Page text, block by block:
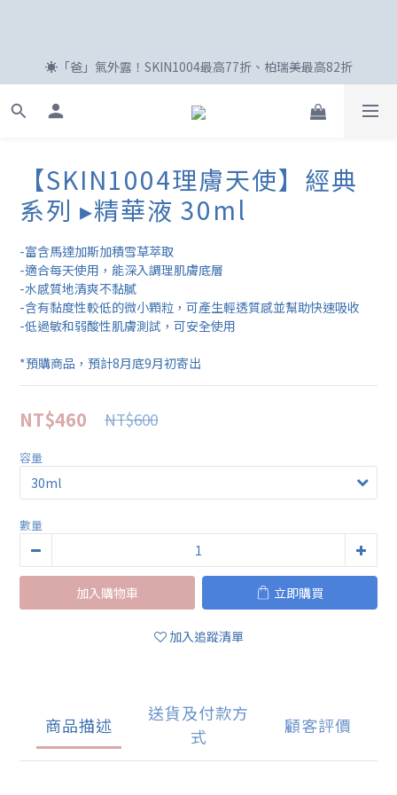
賀🎉 KIER 凱爾成為【柏瑞美】新代言人，下單付款前在優惠碼輸
新註冊會員享100購物金😍
☀️「爸」氣外露！SKIN1004最高77折、柏瑞美最高82折
【SKIN1004理膚天使】經典
系列 ▸精華液 30ml
-富含馬達加斯加積雪草萃取
-適合每天使用，能深入調理肌膚底層
-水感質地清爽不黏膩
-含有黏度性較低的微小顆粒，可產生輕透質感並幫助快速吸收
-低過敏和弱酸性肌膚測試，可安全使用
*預購商品，預計8月底9月初寄出
NT$460 NT$600
容量
數量
加入購物車 立即購買
加入追蹤清單
商品描述
送貨及付款方
式
顧客評價